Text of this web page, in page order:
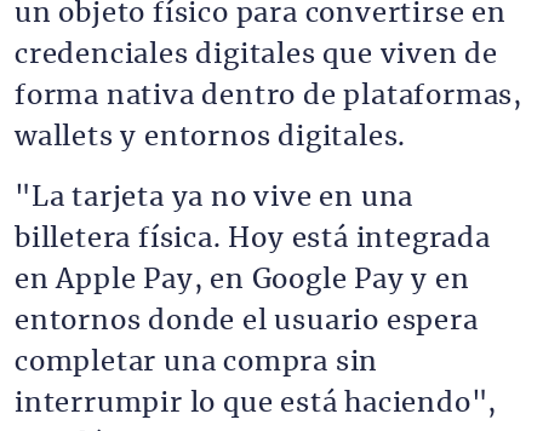
un objeto físico para convertirse en
credenciales digitales que viven de
forma nativa dentro de plataformas,
wallets y entornos digitales.
"La tarjeta ya no vive en una
billetera física. Hoy está integrada
en Apple Pay, en Google Pay y en
entornos donde el usuario espera
completar una compra sin
interrumpir lo que está haciendo",